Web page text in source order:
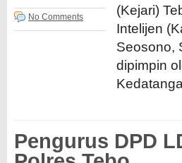
No Comments
(Kejari)
Intelijen
Seosono,
dipimpin
Pengurus DPD